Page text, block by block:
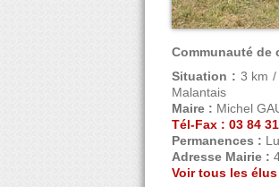
Communauté de
Situation : 3 km /
Malantais
Maire : Michel
Tél-Fax : 03 84
Permanences :
Adresse Mairie :
Voir tous les élus